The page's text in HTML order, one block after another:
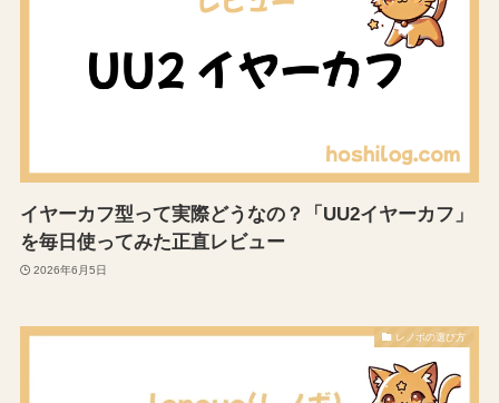
イヤーカフ型って実際どうなの？「UU2イヤーカフ」
を毎日使ってみた正直レビュー
2026年6月5日
レノボの選び方